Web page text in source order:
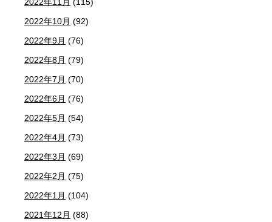
2022年10月 (92)
2022年9月 (76)
2022年8月 (79)
2022年7月 (70)
2022年6月 (76)
2022年5月 (54)
2022年4月 (73)
2022年3月 (69)
2022年2月 (75)
2022年1月 (104)
2021年12月 (88)